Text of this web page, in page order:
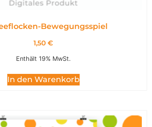
Bewegungsspiel
1,50 €
Enthält 19% MwSt.
In den Warenkorb